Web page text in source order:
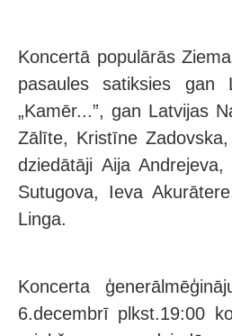
Koncertā populārās
pasaules satiksies gan
„Kamēr...”, gan Latvijas
Zālīte, Kristīne
dziedātāji Aija
Sutugova, Ieva
Linga.
Koncerta
6.decembrī plkst.19:00